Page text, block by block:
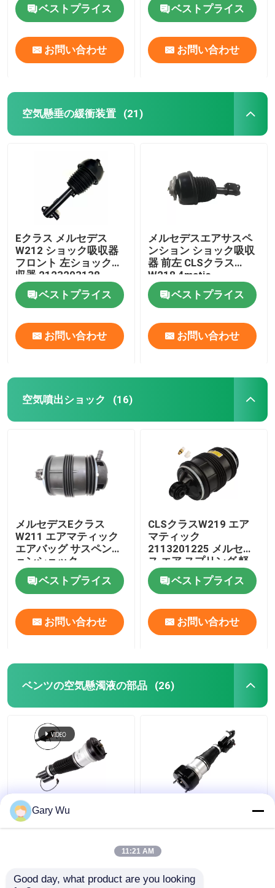
ベストプライス
お問い合わせ
ベストプライス
お問い合わせ
空気懸垂の緩衝装置 (21)
Eクラス メルセデス
W212 ショック吸収器
フロント 左ショック吸
収器 2123203138
ベストプライス
お問い合わせ
メルセデスエアサスペ
ンション ショック吸収
器 前左 CLSクラス
W218 4matic
2123201938
ベストプライス
お問い合わせ
空気噴出ショック (16)
メルセデスEクラス
W211 エアマティック
エアバッグ サスペンシ
ョンショック
2113200725
ベストプライス
お問い合わせ
CLSクラスW219 エア
マティック
2113201225 メルセデ
ス エア スプリング 軽
量
ベストプライス
お問い合わせ
ベンツの空気懸濁液の部品 (26)
2203202138 メルセデ
ス・ベンツ エアサスペ
4MATIC W220 ショッ
2213200538 前右ショ
Gary Wu
11:21 AM
Good day, what product are you looking